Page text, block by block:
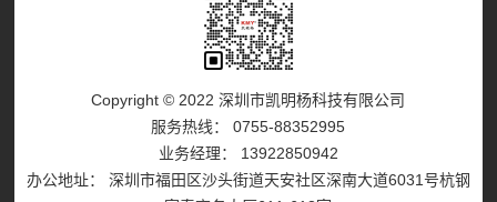
Copyright © 2022 深圳市凯明杨科技有限公司
服务热线： 0755-88352995
业务经理： 13922850942
办公地址： 深圳市福田区沙头街道天安社区深南大道6031号杭钢